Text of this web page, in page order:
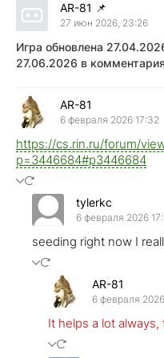
AR-81 📌
27 июн 2026, 23:26
Игра обновлена
27.06.2026 в
AR-81
6 февраля 2026 17:32
https://cs.rin.ru/forum/
p=3446684#p3446684
tylerkc
6 февраля 2026
seeding right now I
AR-81
6 февраля
It helps a lot always,